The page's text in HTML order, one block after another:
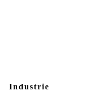
Industrie